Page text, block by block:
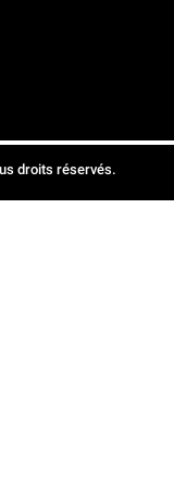
droits réservés.